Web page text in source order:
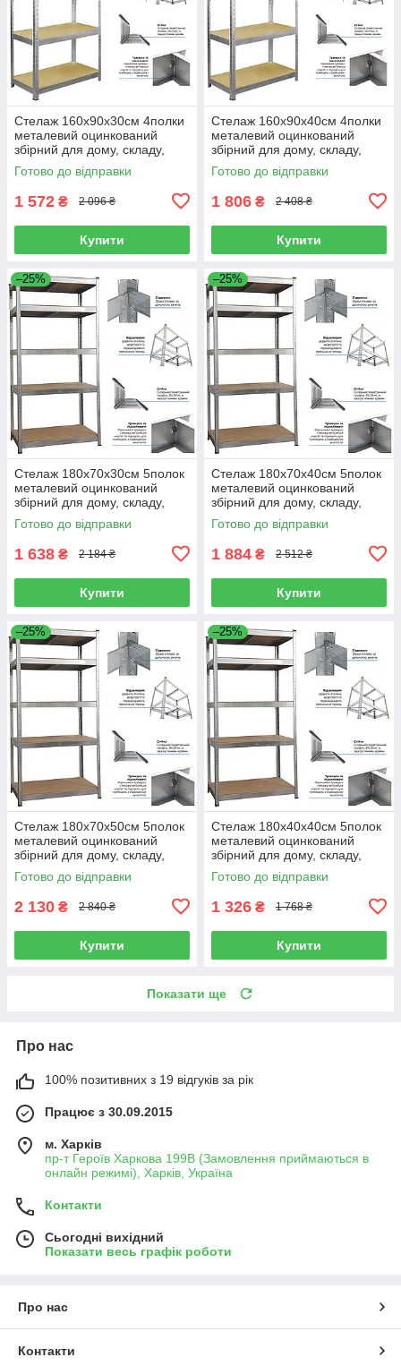
Стелаж 160x90x30см 4полки
металевий оцинкований
збірний для дому, складу,
магазину, офісу
Готово до відправки
1 572 ₴ 2 096 ₴
Купити
Стелаж 160x90x40см 4полки
металевий оцинкований
збірний для дому, складу,
магазину, офісу
Готово до відправки
1 806 ₴ 2 408 ₴
Купити
–25%
Стелаж 180x70х30см 5полок
металевий оцинкований
збірний для дому, складу,
магазину, офісу
Готово до відправки
1 638 ₴ 2 184 ₴
Купити
–25%
Стелаж 180x70x40см 5полок
металевий оцинкований
збірний для дому, складу,
магазину, офісу
Готово до відправки
1 884 ₴ 2 512 ₴
Купити
–25%
Стелаж 180x70x50см 5полок
металевий оцинкований
збірний для дому, складу,
магазину, офісу
Готово до відправки
2 130 ₴ 2 840 ₴
Купити
–25%
Стелаж 180x40x40см 5полок
металевий оцинкований
збірний для дому, складу,
магазину, офісу
Готово до відправки
1 326 ₴ 1 768 ₴
Купити
Показати ще
Про нас
100% позитивних з 19 відгуків за рік
Працює з 30.09.2015
м. Харків
пр-т Героїв Харкова 199B (Замовлення приймаються в
онлайн режимі), Харків, Україна
Контакти
Сьогодні вихідний
Показати весь графік роботи
Про нас
Контакти